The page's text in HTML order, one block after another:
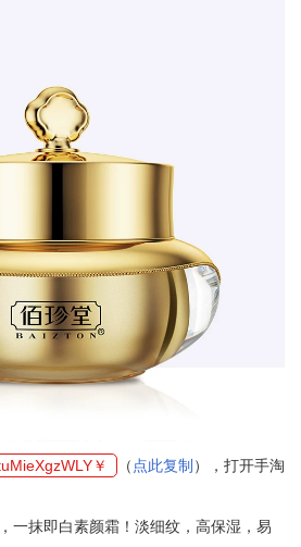
￥ （ 点此复制 ），打开手淘
一抹即白素颜霜！淡细纹，高保湿，易